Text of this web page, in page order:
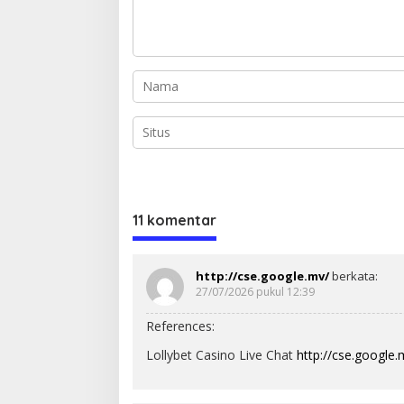
11 komentar
http://cse.google.mv/berkata:
27/07/2026 pukul 12:39
References:
Lollybet Casino Live Chat http://